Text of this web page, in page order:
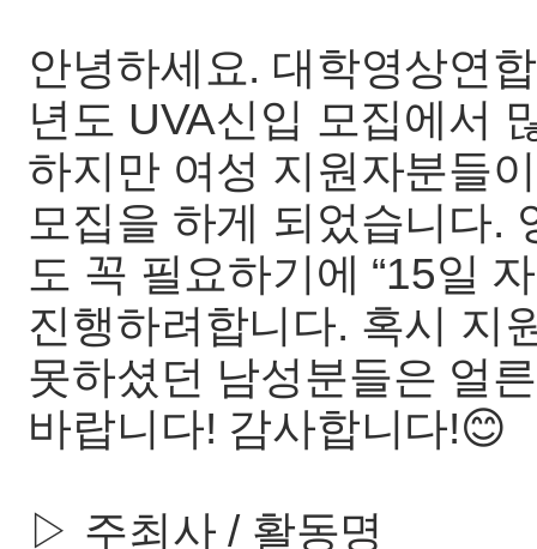
안녕하세요. 대학영상연
년도 UVA신입 모집에서
하지만 여성 지원자분들
모집을 하게 되었습니다.
도 꼭 필요하기에 “15일
진행하려합니다. 혹시 지
못하셨던 남성분들은 얼
바랍니다! 감사합니다!😊
▷ 주최사 / 활동명